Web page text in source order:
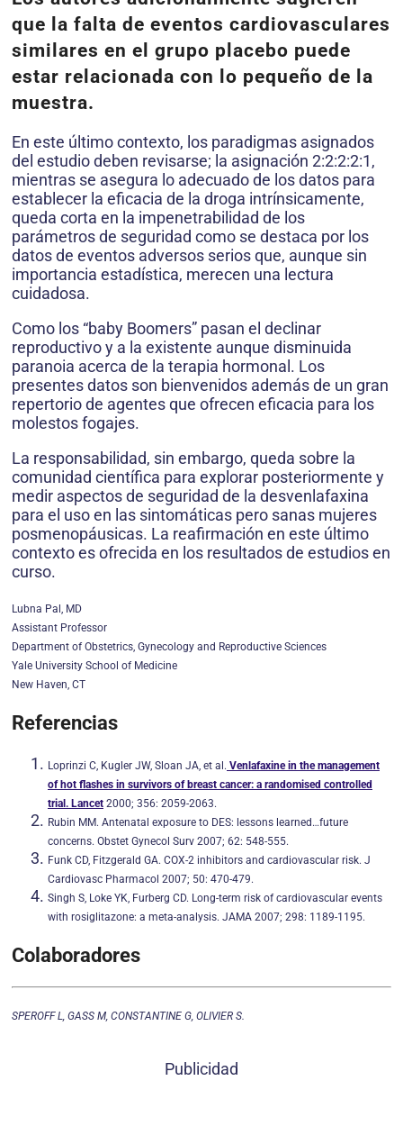
que la falta de eventos cardiovasculares
similares en el grupo placebo puede
estar relacionada con lo pequeño de la
muestra.
En este último contexto, los paradigmas asignados
del estudio deben revisarse; la asignación 2:2:2:2:1,
mientras se asegura lo adecuado de los datos para
establecer la eficacia de la droga intrínsicamente,
queda corta en la impenetrabilidad de los
parámetros de seguridad como se destaca por los
datos de eventos adversos serios que, aunque sin
importancia estadística, merecen una lectura
cuidadosa.
Como los “baby Boomers” pasan el declinar
reproductivo y a la existente aunque disminuida
paranoia acerca de la terapia hormonal. Los
presentes datos son bienvenidos además de un gran
repertorio de agentes que ofrecen eficacia para los
molestos fogajes.
La responsabilidad, sin embargo, queda sobre la
comunidad científica para explorar posteriormente y
medir aspectos de seguridad de la desvenlafaxina
para el uso en las sintomáticas pero sanas mujeres
posmenopáusicas. La reafirmación en este último
contexto es ofrecida en los resultados de estudios en
curso.
Lubna Pal, MD
Assistant Professor
Department of Obstetrics, Gynecology and Reproductive Sciences
Yale University School of Medicine
New Haven, CT
Referencias
Loprinzi C, Kugler JW, Sloan JA, et al. Venlafaxine in the management
of hot flashes in survivors of breast cancer: a randomised controlled
trial. Lancet 2000; 356: 2059-2063.
Rubin MM. Antenatal exposure to DES: lessons learned…future
concerns. Obstet Gynecol Surv 2007; 62: 548-555.
Funk CD, Fitzgerald GA. COX-2 inhibitors and cardiovascular risk. J
Cardiovasc Pharmacol 2007; 50: 470-479.
Singh S, Loke YK, Furberg CD. Long-term risk of cardiovascular events
with rosiglitazone: a meta-analysis. JAMA 2007; 298: 1189-1195.
Colaboradores
SPEROFF L, GASS M, CONSTANTINE G, OLIVIER S.
Publicidad